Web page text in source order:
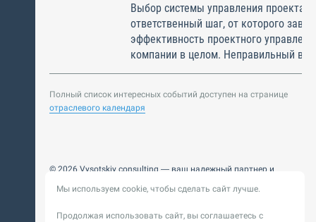
Выбор системы управления
ответственный шаг, от которого
эффективность проектного
компании в целом. Неправильный
Полный список интересных событий доступен на странице
отраслевого календаря
© 2026 Vysotskiy consulting — ваш надежный партнер и
Цифровизация, BIM, ИИ. Внедряем и оптимизируем
Мы используем cookie, чтобы сделать сайт лучше.
Продолжая использовать сайт, вы соглашаетесь с